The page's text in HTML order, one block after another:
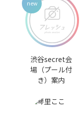
渋谷secret会
場（プール付
き）案内